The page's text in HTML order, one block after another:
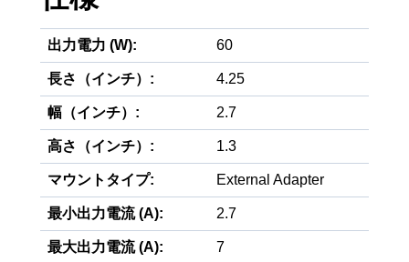
出力電力 (W): 60
長さ（インチ）: 4.25
幅（インチ）: 2.7
高さ（インチ）: 1.3
マウントタイプ: External Adapter
最小出力電流 (A): 2.7
最大出力電流 (A): 7